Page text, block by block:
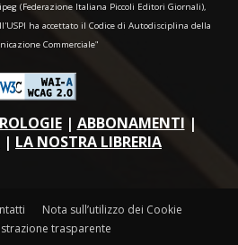
(Federazione Italiana Piccoli Editori Giornali),
ha accettato il Codice di Autodisciplina della
Commerciale"
| ABBONAMENTI |
| LA NOSTRA LIBRERIA
Nota sull’utilizzo dei Cookie
trasparente